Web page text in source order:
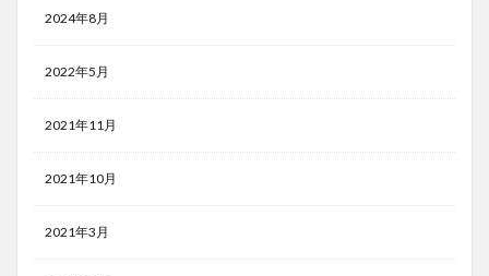
2024年8月
2022年5月
2021年11月
2021年10月
2021年3月